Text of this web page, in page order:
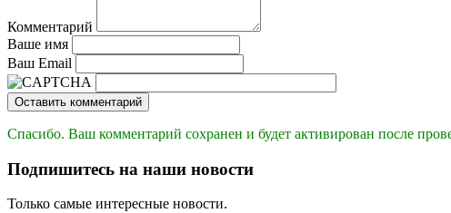
Комментарий
Ваше имя
Ваш Email
Оставить комментарий
Спасибо. Ваш комментарий сохранен и будет активирован после
Подпишитесь на наши новости
Только самые интересные новости.